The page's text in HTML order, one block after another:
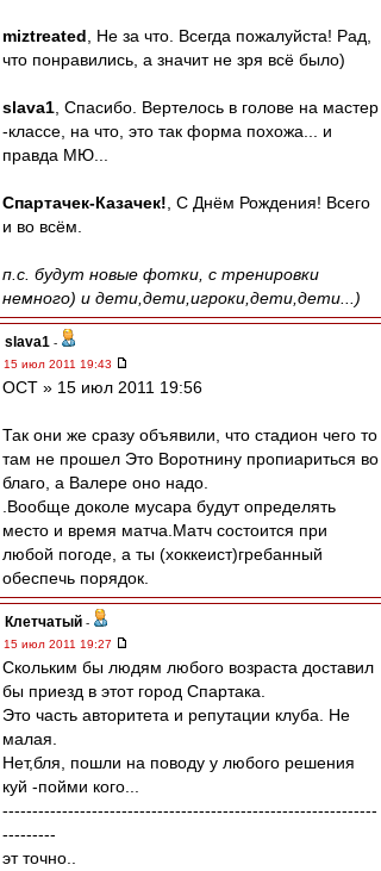
miztreated , Не за что. Всегда пожалуйста! Рад,
что понравились, а значит не зря всё было)
slava1 , Спасибо. Вертелось в голове на мастер
-классе, на что, это так форма похожа... и
правда МЮ...
Спартачек-Казачек! , С Днём Рождения! Всего
и во всём.
п.с. будут новые фотки, с тренировки
немного) и дети,дети,игроки,дети,дети...)
slava1 -
15 июл 2011 19:43
ОСТ » 15 июл 2011 19:56
Так они же сразу объявили, что стадион чего то
там не прошел Это Воротнину пропиариться во
благо, а Валере оно надо.
.Вообще доколе мусара будут определять
место и время матча.Матч состоится при
любой погоде, а ты (хоккеист)гребанный
обеспечь порядок.
Клетчатый -
15 июл 2011 19:27
Скольким бы людям любого возраста доставил
бы приезд в этот город Спартака.
Это часть авторитета и репутации клуба. Не
малая.
Нет,бля, пошли на поводу у любого решения
куй -пойми кого...
---------------------------------------------------------------
---------
эт точно..